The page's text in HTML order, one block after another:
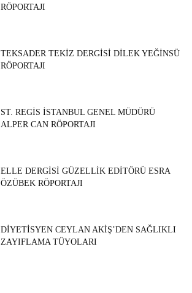
RÖPORTAJI
TEKSADER TEKIZ DERGISI DILEK YEĞINSÜ
RÖPORTAJI
ST. REGIS İSTANBUL GENEL MÜDÜRÜ
ALPER CAN RÖPORTAJI
ELLE DERGISI GÜZELLIK EDITÖRÜ ESRA
ÖZÜBEK RÖPORTAJI
DIYETISYEN CEYLAN AKIŞ’DEN SAĞLIKLI
ZAYIFLAMA TÜYOLARI